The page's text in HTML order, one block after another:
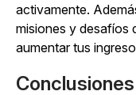
activamente.
misiones y desafíos
aumentar tus
Conclusiones